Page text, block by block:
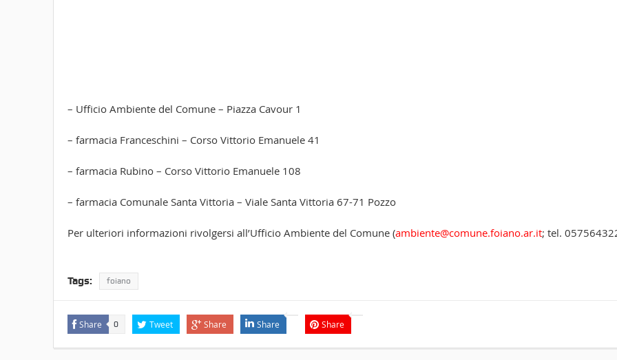
– Ufficio Ambiente del Comune – Piazza Cavour 1
– farmacia Franceschini – Corso Vittorio Emanuele 41
– farmacia Rubino – Corso Vittorio Emanuele 108
– farmacia Comunale Santa Vittoria – Viale Santa Vittoria 67-71 Pozzo
Per ulteriori informazioni rivolgersi all’Ufficio Ambiente del Comune (ambiente@comune.foiano.ar.it; tel.
Tags: foiano
Share 0 Tweet Share Share Share